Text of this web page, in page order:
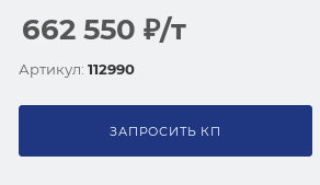
662 550 ₽/т
Артикул: 112990
ЗАПРОСИТЬ КП